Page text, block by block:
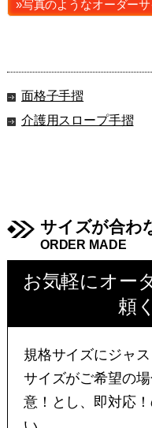
»写真のようなオーダー
面格子手摺
介護用スロープ手摺
サイズが合わ
ORDER MADE
お気軽にオー
頼
規格サイズにジャ
サイズがご希望の
意！とし、即対応